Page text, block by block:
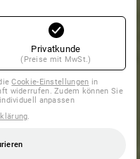
Privatkunde
(Preise mit MwSt.)
Cookie-Einstellungen in
widerrufen. Zudem können Sie
anpassen